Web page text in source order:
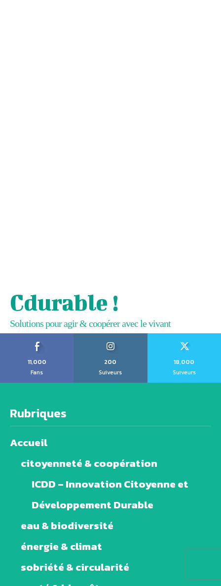
Cdurable !
Solutions pour agir & coopérer avec le vivant
11,000
Fans
200
Suiveurs
18,000
Suiveurs
Rubriques
Accueil
citoyenneté & coopération
ICDD – Innovation Citoyenne et
Développement Durable
eau & biodiversité
énergie & climat
sobriété & circularité